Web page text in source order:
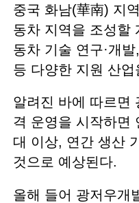
중국 화남(華南) 지
동차 지역을 조성할
동차 기술 연구·개
등 다양한 지원 산
알려진 바에 따르면
격 운영을 시작하면
대 이상, 연간 생산
것으로 예상된다.
올해 들어 광저우개